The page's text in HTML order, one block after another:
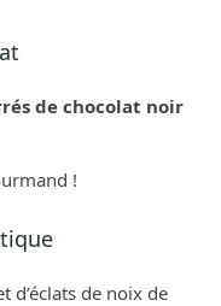
de chocolat noir
!
d’éclats de noix de